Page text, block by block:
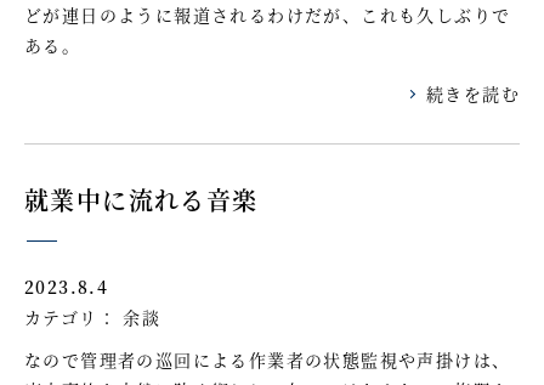
どが連日のように報道されるわけだが、これも久しぶりで
ある。
続きを読む
就業中に流れる音楽
2023.8.4
カテゴリ： 余談
なので管理者の巡回による作業者の状態監視や声掛けは、